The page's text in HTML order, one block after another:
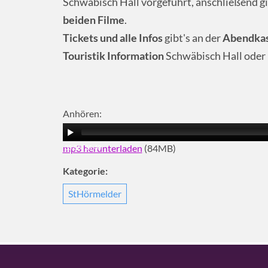
beiden Filme.
Tickets und alle Infosgibt's an der
Touristik InformationSchwäbisch Hall
Anhören:
00:00 36:40
mp3 herunterladen (84MB)
Kategorie:
StHörmelder